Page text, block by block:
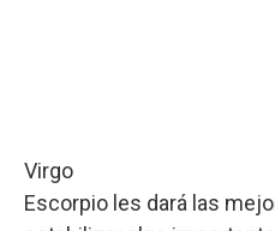
Virgo
Escorpio les dará las